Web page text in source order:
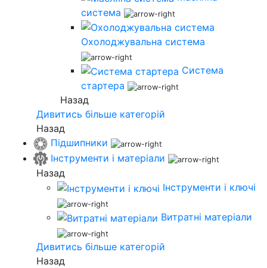
система
Охолоджувальна система
Система
стартера
Назад
Дивитись більше категорій
Назад
Підшипники
Інструменти і матеріали
Назад
Інструменти і ключі
Витратні матеріали
Дивитись більше категорій
Назад